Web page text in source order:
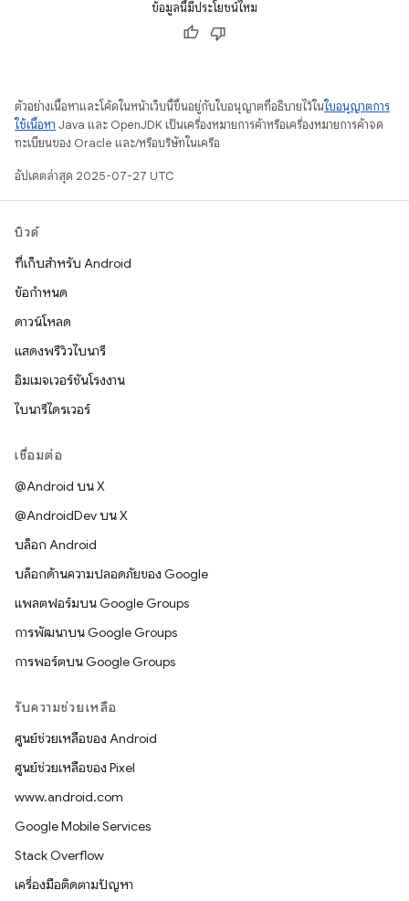
ข้อมูลนี้มีประโยชน์ไหม
ตัวอย่างเนื้อหาและโค้ดในหน้าเว็บนี้ขึ้นอยู่กับใบอนุญาตที่อธิบายไว้ในใบอนุญาตการ
ใช้เนื้อหา Java และ OpenJDK เป็นเครื่องหมายการค้าหรือเครื่องหมายการค้าจด
ทะเบียนของ Oracle และ/หรือบริษัทในเครือ
อัปเดตล่าสุด 2025-07-27 UTC
บิวด์
ที่เก็บสำหรับ Android
ข้อกำหนด
ดาวน์โหลด
แสดงพรีวิวไบนารี
อิมเมจเวอร์ชันโรงงาน
ไบนารีไดรเวอร์
เชื่อมต่อ
@Android บน X
@AndroidDev บน X
บล็อก Android
บล็อกด้านความปลอดภัยของ Google
แพลตฟอร์มบน Google Groups
การพัฒนาบน Google Groups
การพอร์ตบน Google Groups
รับความช่วยเหลือ
ศูนย์ช่วยเหลือของ Android
ศูนย์ช่วยเหลือของ Pixel
www.android.com
Google Mobile Services
Stack Overflow
เครื่องมือติดตามปัญหา